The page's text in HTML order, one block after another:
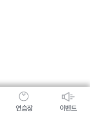
연습장 이벤트